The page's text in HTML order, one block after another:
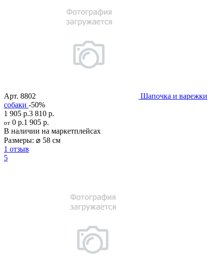
Арт. 8802
Шапочка и варежки
собаки -50%
1 905 р.3 810 р.
от 0 р.1 905 р.
В наличии на маркетплейсах
Размеры: ⌀ 58 см
1 отзыв
5